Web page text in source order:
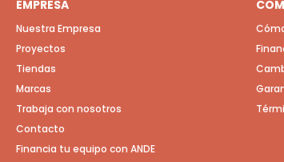
EMPRESA
Nuestra Empresa
Proyectos
Tiendas
Marcas
Trabaja con nosotros
Contacto
Financia tu equipo con ANDE